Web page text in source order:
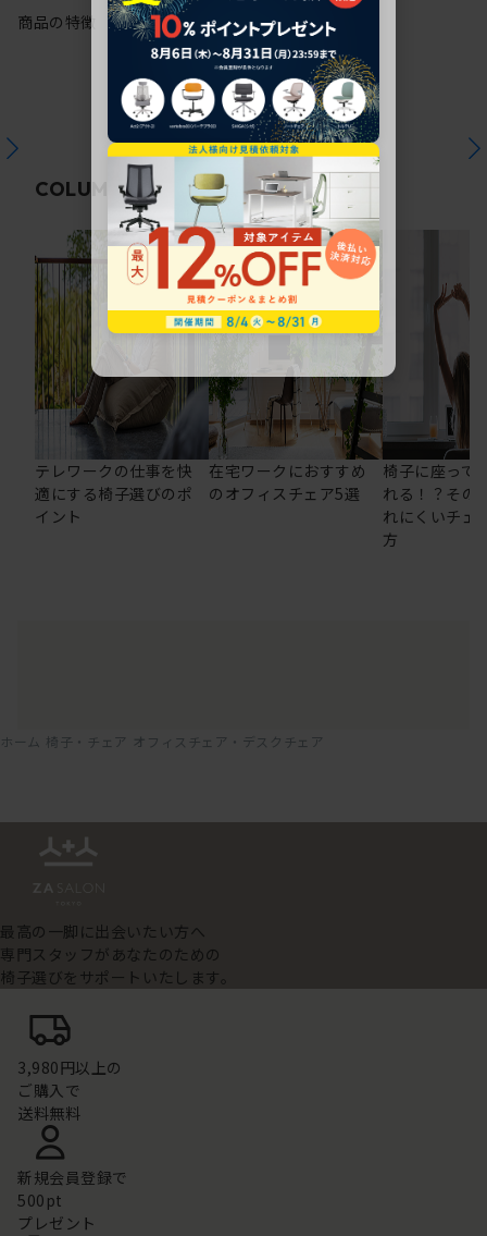
商品の特徴
COLUMN関連コラム
テレワークの仕事を快
適にする椅子選びのポ
イント
在宅ワークにおすすめ
のオフィスチェア5選
椅子に座って
れる！？その
れにくいチェ
方
ホーム 椅子・チェア オフィスチェア・デスクチェア
最高の一脚に出会いたい方へ
専門スタッフがあなたのための
椅子選びをサポートいたします。
3,980円以上の
ご購入で
送料無料
新規会員登録で
500pt
プレゼント